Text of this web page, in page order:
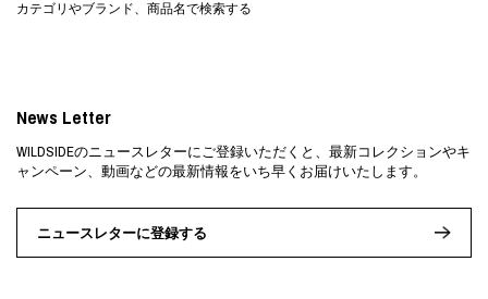
カテゴリやブランド、商品名で検索する
News Letter
WILDSIDEのニュースレターにご登録いただくと、最新コレクションやキ
ャンペーン、動画などの最新情報をいち早くお届けいたします。
ニュースレターに登録する